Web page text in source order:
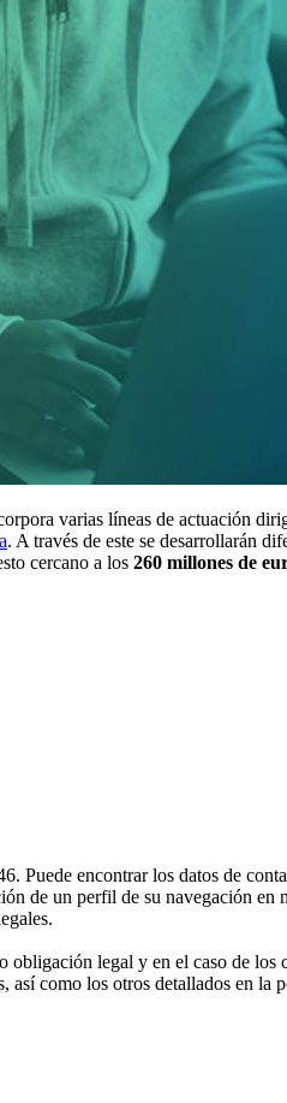
varias líneas de actuación
. A través de este se desarrollarán
cercano a los 260 millones de
Puede encontrar los datos de
de un perfil de su navegación en
obligación legal y en el caso de
así como los otros detallados en la